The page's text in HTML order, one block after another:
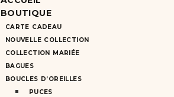
BOUTIQUE
CARTE CADEAU
NOUVELLE COLLECTION
COLLECTION MARIÉE
BAGUES
BOUCLES D’OREILLES
PUCES